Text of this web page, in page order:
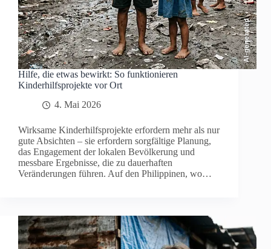
AI-generated
Hilfe, die etwas bewirkt: So funktionieren
Kinderhilfsprojekte vor Ort
4. Mai 2026
Wirksame Kinderhilfsprojekte erfordern mehr als nur
gute Absichten – sie erfordern sorgfältige Planung,
das Engagement der lokalen Bevölkerung und
messbare Ergebnisse, die zu dauerhaften
Veränderungen führen. Auf den Philippinen, wo…